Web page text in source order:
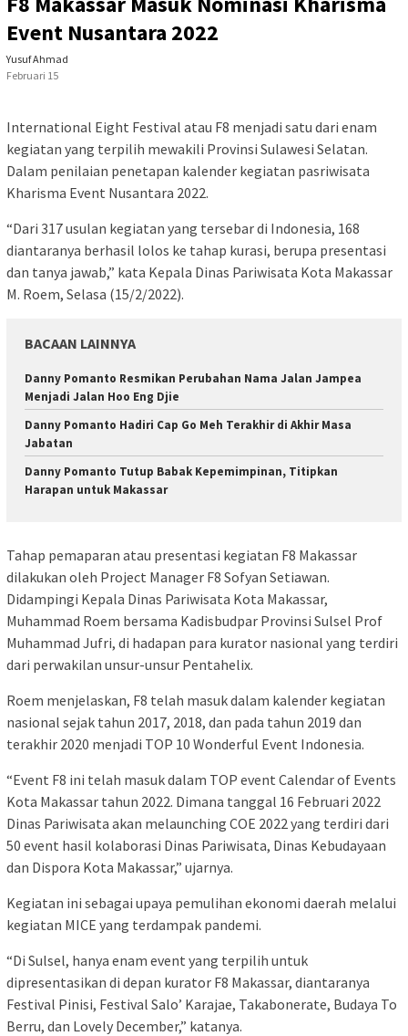
Event Nusantara 2022
Yusuf Ahmad
Februari 15
International Eight Festival atau F8 menjadi satu dari enam
kegiatan yang terpilih mewakili Provinsi Sulawesi Selatan.
Dalam penilaian penetapan kalender kegiatan pasriwisata
Kharisma Event Nusantara 2022.
“Dari 317 usulan kegiatan yang tersebar di Indonesia, 168
diantaranya berhasil lolos ke tahap kurasi, berupa presentasi
dan tanya jawab,” kata Kepala Dinas Pariwisata Kota Makassar
M. Roem, Selasa (15/2/2022).
BACAAN LAINNYA
Danny Pomanto Resmikan Perubahan Nama Jalan Jampea
Menjadi Jalan Hoo Eng Djie
Danny Pomanto Hadiri Cap Go Meh Terakhir di Akhir Masa
Jabatan
Danny Pomanto Tutup Babak Kepemimpinan, Titipkan
Harapan untuk Makassar
Tahap pemaparan atau presentasi kegiatan F8 Makassar
dilakukan oleh Project Manager F8 Sofyan Setiawan.
Didampingi Kepala Dinas Pariwisata Kota Makassar,
Muhammad Roem bersama Kadisbudpar Provinsi Sulsel Prof
Muhammad Jufri, di hadapan para kurator nasional yang terdiri
dari perwakilan unsur-unsur Pentahelix.
Roem menjelaskan, F8 telah masuk dalam kalender kegiatan
nasional sejak tahun 2017, 2018, dan pada tahun 2019 dan
terakhir 2020 menjadi TOP 10 Wonderful Event Indonesia.
“Event F8 ini telah masuk dalam TOP event Calendar of Events
Kota Makassar tahun 2022. Dimana tanggal 16 Februari 2022
Dinas Pariwisata akan melaunching COE 2022 yang terdiri dari
50 event hasil kolaborasi Dinas Pariwisata, Dinas Kebudayaan
dan Dispora Kota Makassar,” ujarnya.
Kegiatan ini sebagai upaya pemulihan ekonomi daerah melalui
kegiatan MICE yang terdampak pandemi.
“Di Sulsel, hanya enam event yang terpilih untuk
dipresentasikan di depan kurator F8 Makassar, diantaranya
Festival Pinisi, Festival Salo’ Karajae, Takabonerate, Budaya To
Berru, dan Lovely December,” katanya.